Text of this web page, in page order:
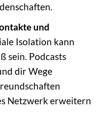
und
Isolation kann
sein. Podcasts
dir Wege
Netzwerk erweitern